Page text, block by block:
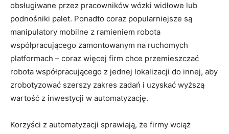
obsługiwane przez pracowników wózki widłowe lub
podnośniki palet. Ponadto coraz popularniejsze są
manipulatory mobilne z ramieniem robota
współpracującego zamontowanym na ruchomych
platformach – coraz więcej firm chce przemieszczać
robota współpracującego z jednej lokalizacji do innej, aby
zrobotyzować szerszy zakres zadań i uzyskać wyższą
wartość z inwestycji w automatyzację.
Korzyści z automatyzacji sprawiają, że firmy wciąż